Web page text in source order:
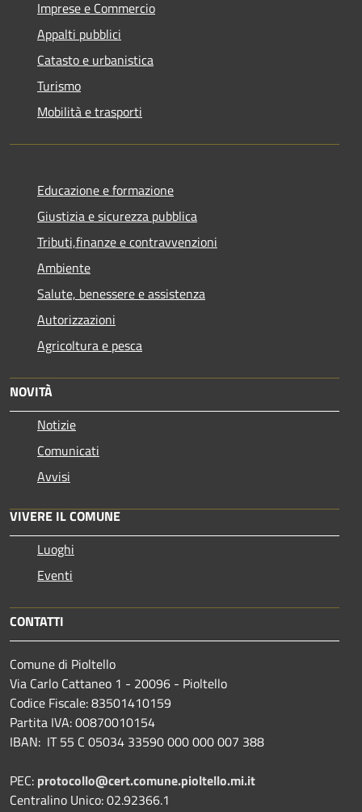
Imprese e Commercio
Appalti pubblici
Catasto e urbanistica
Turismo
Mobilità e trasporti
Educazione e formazione
Giustizia e sicurezza pubblica
Tributi,finanze e contravvenzioni
Ambiente
Salute, benessere e assistenza
Autorizzazioni
Agricoltura e pesca
NOVITÀ
Notizie
Comunicati
Avvisi
VIVERE IL COMUNE
Luoghi
Eventi
CONTATTI
Comune di Pioltello
Via Carlo Cattaneo 1 - 20096 - Pioltello
Codice Fiscale: 83501410159
Partita IVA: 00870010154
IBAN: IT 55 C 05034 33590 000 000 007 388
PEC: protocollo@cert.comune.pioltello.mi.it
Centralino Unico: 02.92366.1